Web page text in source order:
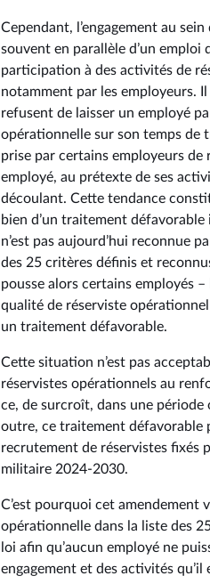
Cependant, l’engagement au
souvent en parallèle d’un emploi
participation à des activités de
notamment par les employeurs.
refusent de laisser un employé
opérationnelle sur son temps de
prise par certains employeurs de
employé, au prétexte de ses
découlant. Cette tendance
bien d’un traitement
n’est pas aujourd’hui reconnue
des 25 critères définis et
pousse alors certains employés
qualité de réserviste
un traitement défavorable.
Cette situation n’est pas
réservistes opérationnels au
ce, de surcroît, dans une période
outre, ce traitement défavorable
recrutement de réservistes fixés
militaire 2024‑2030.
C’est pourquoi cet amendement
opérationnelle dans la liste des
loi afin qu’aucun employé ne
engagement et des activités